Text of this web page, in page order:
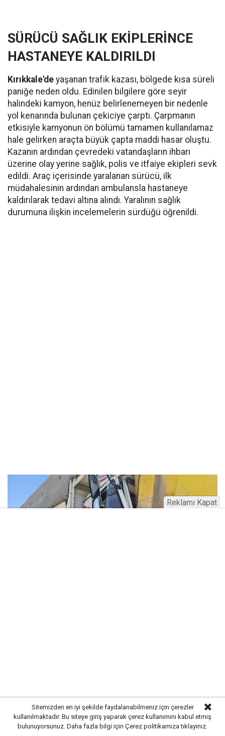
SÜRÜCÜ SAĞLIK EKİPLERİNCE
HASTANEYE KALDIRILDI
Kırıkkale'de yaşanan trafik kazası, bölgede kısa süreli
paniğe neden oldu. Edinilen bilgilere göre seyir
halindeki kamyon, henüz belirlenemeyen bir nedenle
yol kenarında bulunan çekiciye çarptı. Çarpmanın
etkisiyle kamyonun ön bölümü tamamen kullanılamaz
hale gelirken araçta büyük çapta maddi hasar oluştu.
Kazanın ardından çevredeki vatandaşların ihbarı
üzerine olay yerine sağlık, polis ve itfaiye ekipleri sevk
edildi. Araç içerisinde yaralanan sürücü, ilk
müdahalesinin ardından ambulansla hastaneye
kaldırılarak tedavi altına alındı. Yaralının sağlık
durumuna ilişkin incelemelerin sürdüğü öğrenildi.
KAZAYLA İLGİLİ SORUŞTURMA
BAŞLATILDI
Sitemizden en iyi şekilde faydalanabilmeniz için çerezler
kullanılmaktadır. Bu siteye giriş yaparak çerez kullanımını kabul etmiş
bulunuyorsunuz. Daha fazla bilgi için Çerez politikamıza tıklayınız.
Reklamı Kapat